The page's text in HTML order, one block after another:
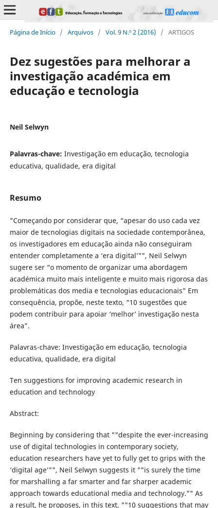
Página de Início / Arquivos / Vol. 9 N.º 2 (2016) / ARTIGOS
Dez sugestões para melhorar a
investigação académica em
educação e tecnologia
Neil Selwyn
Palavras-chave: Investigação em educação, tecnologia
educativa, qualidade, era digital
Resumo
"Começando por considerar que, “apesar do uso cada vez
maior de tecnologias digitais na sociedade contemporânea,
os investigadores em educação ainda não conseguiram
entender completamente a ‘era digital’"", Neil Selwyn
sugere ser “o momento de organizar uma abordagem
académica muito mais inteligente e muito mais rigorosa das
problemáticas dos media e tecnologias educacionais” Em
consequência, propõe, neste texto, “10 sugestões que
podem contribuir para apoiar ‘melhor’ investigação nesta
área”.
Palavras-chave: Investigação em educação, tecnologia
educativa, qualidade, era digital
Ten suggestions for improving academic research in
education and technology
Abstract:
Beginning by considering that ""despite the ever-increasing
use of digital technologies in contemporary society,
education researchers have yet to fully get to grips with the
‘digital age’"", Neil Selwyn suggests it ""is surely the time
for marshalling a far smarter and far sharper academic
approach towards educational media and technology."" As
a result, he proposes, in this text, ""10 suggestions that may